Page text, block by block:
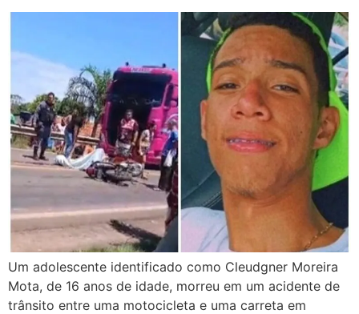
Um adolescente identificado como Cleudgner Moreira
Mota, de 16 anos de idade, morreu em um acidente de
trânsito entre uma motocicleta e uma carreta em